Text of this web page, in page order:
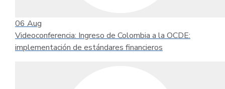
06 Aug
Videoconferencia: Ingreso de Colombia a la OCDE:
implementación de estándares financieros